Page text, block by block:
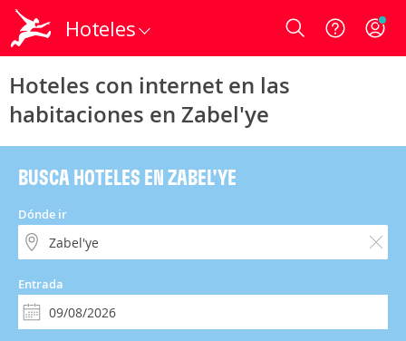
Hoteles Login
Hoteles con internet en las
habitaciones en Zabel'ye
BUSCA HOTELES EN ZABEL'YE
Dónde ir
Entrada